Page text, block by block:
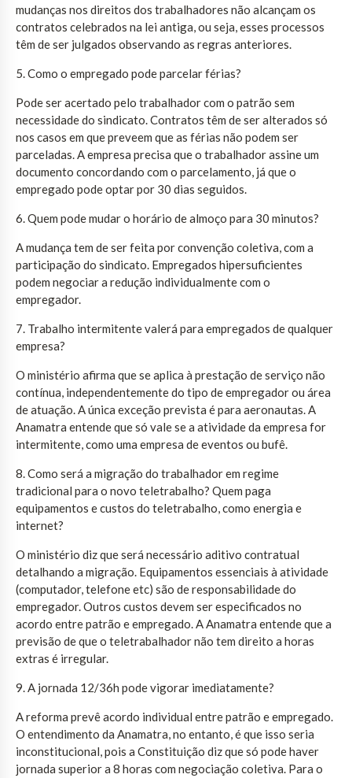
mudanças nos direitos dos trabalhadores não alcançam os
contratos celebrados na lei antiga, ou seja, esses processos
têm de ser julgados observando as regras anteriores.
5. Como o empregado pode parcelar férias?
Pode ser acertado pelo trabalhador com o patrão sem
necessidade do sindicato. Contratos têm de ser alterados só
nos casos em que preveem que as férias não podem ser
parceladas. A empresa precisa que o trabalhador assine um
documento concordando com o parcelamento, já que o
empregado pode optar por 30 dias seguidos.
6. Quem pode mudar o horário de almoço para 30 minutos?
A mudança tem de ser feita por convenção coletiva, com a
participação do sindicato. Empregados hipersuficientes
podem negociar a redução individualmente com o
empregador.
7. Trabalho intermitente valerá para empregados de qualquer
empresa?
O ministério afirma que se aplica à prestação de serviço não
contínua, independentemente do tipo de empregador ou área
de atuação. A única exceção prevista é para aeronautas. A
Anamatra entende que só vale se a atividade da empresa for
intermitente, como uma empresa de eventos ou bufê.
8. Como será a migração do trabalhador em regime
tradicional para o novo teletrabalho? Quem paga
equipamentos e custos do teletrabalho, como energia e
internet?
O ministério diz que será necessário aditivo contratual
detalhando a migração. Equipamentos essenciais à atividade
(computador, telefone etc) são de responsabilidade do
empregador. Outros custos devem ser especificados no
acordo entre patrão e empregado. A Anamatra entende que a
previsão de que o teletrabalhador não tem direito a horas
extras é irregular.
9. A jornada 12/36h pode vigorar imediatamente?
A reforma prevê acordo individual entre patrão e empregado.
O entendimento da Anamatra, no entanto, é que isso seria
inconstitucional, pois a Constituição diz que só pode haver
jornada superior a 8 horas com negociação coletiva. Para o